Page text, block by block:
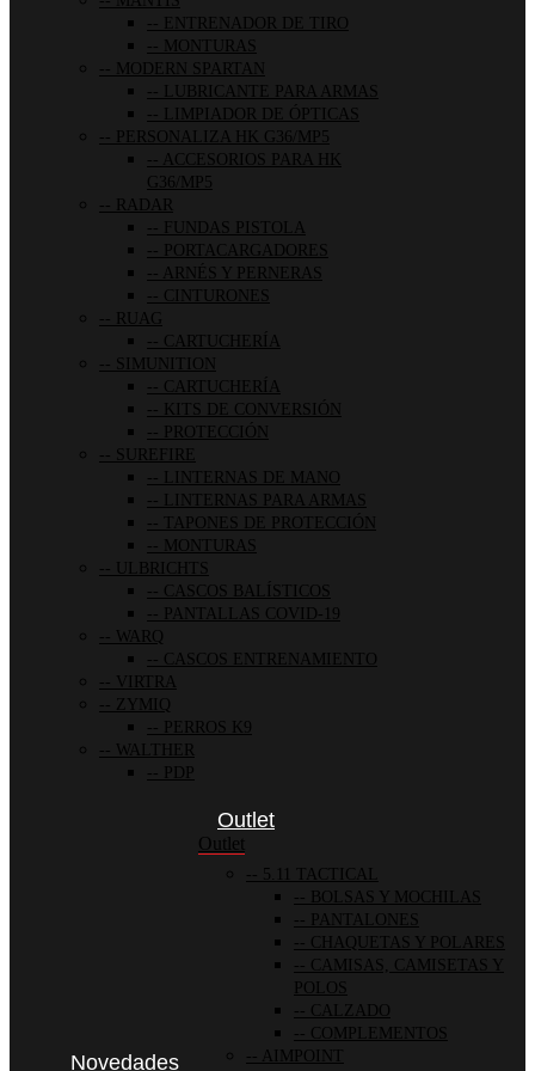
ENTRENADOR DE TIRO
MONTURAS
MODERN SPARTAN
LUBRICANTE PARA ARMAS
LIMPIADOR DE ÓPTICAS
PERSONALIZA HK G36/MP5
ACCESORIOS PARA HK
G36/MP5
RADAR
FUNDAS PISTOLA
PORTACARGADORES
ARNÉS Y PERNERAS
CINTURONES
RUAG
CARTUCHERÍA
SIMUNITION
CARTUCHERÍA
KITS DE CONVERSIÓN
PROTECCIÓN
SUREFIRE
LINTERNAS DE MANO
LINTERNAS PARA ARMAS
TAPONES DE PROTECCIÓN
MONTURAS
ULBRICHTS
CASCOS BALÍSTICOS
PANTALLAS COVID-19
WARQ
CASCOS ENTRENAMIENTO
VIRTRA
ZYMIQ
PERROS K9
WALTHER
PDP
Novedades
Outlet
Outlet
5.11 TACTICAL
BOLSAS Y MOCHILAS
PANTALONES
CHAQUETAS Y POLARES
CAMISAS, CAMISETAS Y
POLOS
CALZADO
COMPLEMENTOS
AIMPOINT